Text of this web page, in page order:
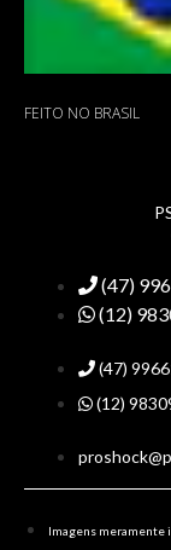
FEITO NO BRASIL
(47)
(12)
(47)
(12)
Imagens meramente